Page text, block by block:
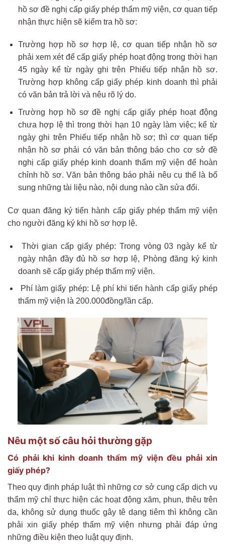
hồ sơ đề nghị cấp giấy phép thẩm mỹ viện, cơ quan tiếp
nhận thực hiện sẽ kiểm tra hồ sơ:
Trường hợp hồ sơ hợp lệ, cơ quan tiếp nhận hồ sơ
phải xem xét để cấp giấy phép hoạt động trong thời hạn
45 ngày kể từ ngày ghi trên Phiếu tiếp nhận hồ sơ.
Trường hợp không cấp giấy phép kinh doanh thì phải
có văn bản trả lời và nêu rõ lý do.
Trường hợp hồ sơ đề nghị cấp giấy phép hoạt động
chưa hợp lệ thì trong thời hạn 10 ngày làm việc; kể từ
ngày ghi trên Phiếu tiếp nhận hồ sơ; thì cơ quan tiếp
nhận hồ sơ phải có văn bản thông báo cho cơ sở đề
nghị cấp giấy phép kinh doanh thẩm mỹ viện để hoàn
chỉnh hồ sơ. Văn bản thông báo phải nêu cụ thể là bổ
sung những tài liệu nào, nội dung nào cần sửa đổi.
Cơ quan đăng ký tiến hành cấp giấy phép thẩm mỹ viện
cho người đăng ký khi hồ sơ hợp lệ.
Thời gian cấp giấy phép: Trong vòng 03 ngày kể từ
ngày nhận đầy đủ hồ sơ hợp lệ, Phòng đăng ký kinh
doanh sẽ cấp giấy phép thẩm mỹ viện.
Phí làm giấy phép: Lệ phí khi tiến hành cấp giấy phép
thẩm mỹ viện là 200.000đồng/lần cấp.
Nêu một số câu hỏi thường gặp
Có phải khi kinh doanh thẩm mỹ viện đều phải xin
giấy phép?
Theo quy định pháp luật thì những cơ sở cung cấp dịch vụ
thẩm mỹ chỉ thực hiện các hoạt động xăm, phun, thêu trên
da, không sử dụng thuốc gây tê dạng tiêm thì không cần
phải xin giấy phép thẩm mỹ viện nhưng phải đáp ứng
những điều kiện theo luật quy định.